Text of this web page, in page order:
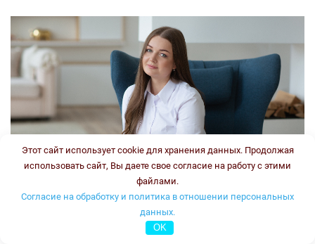
Врач-генетик, врач клинической лабораторной
Этот сайт использует cookie для хранения данных. Продолжая
использовать сайт, Вы даете свое согласие на работу с этими
файлами.
Согласие на обработку и политика в отношении персональных
данных.
OK